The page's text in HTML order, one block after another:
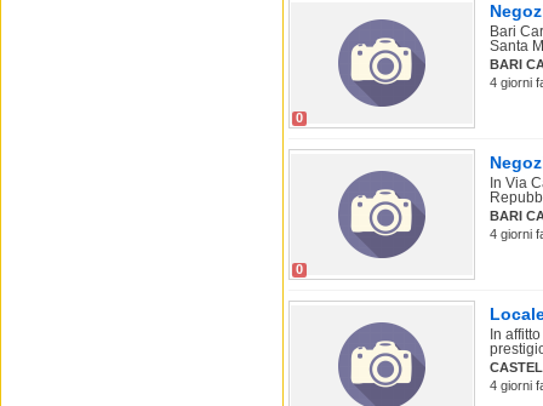
0
Bari
Santa
BARI
4 giorni
0
In Via
BARI
4 giorni
In
4 giorni